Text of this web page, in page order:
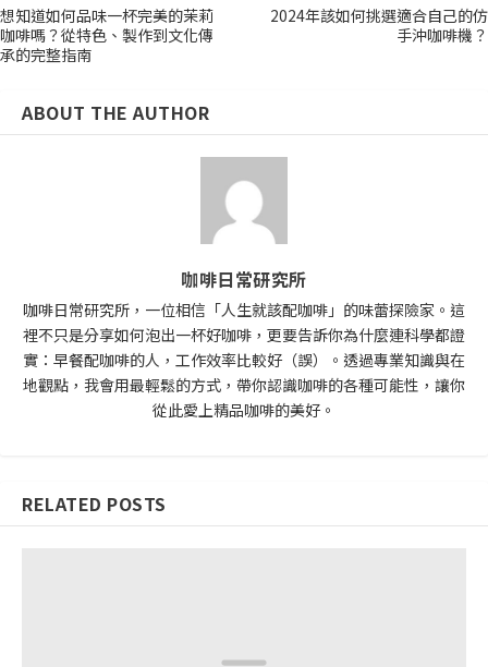
想知道如何品味一杯完美的茉莉
咖啡嗎？從特色、製作到文化傳
承的完整指南
2024年該如何挑選適合自己的仿
手沖咖啡機？
ABOUT THE AUTHOR
咖啡日常研究所
咖啡日常研究所，一位相信「人生就該配咖啡」的味蕾探險家。這
裡不只是分享如何泡出一杯好咖啡，更要告訴你為什麼連科學都證
實：早餐配咖啡的人，工作效率比較好（誤）。透過專業知識與在
地觀點，我會用最輕鬆的方式，帶你認識咖啡的各種可能性，讓你
從此愛上精品咖啡的美好。
RELATED POSTS